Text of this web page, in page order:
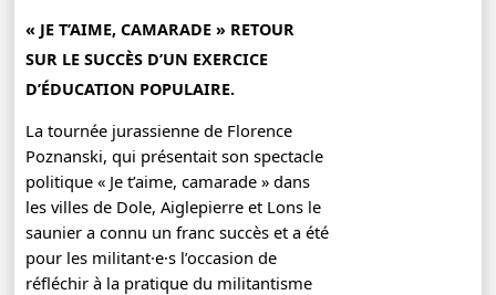
« JE T’AIME, CAMARADE » RETOUR
SUR LE SUCCÈS D’UN EXERCICE
D’ÉDUCATION POPULAIRE.
La tournée jurassienne de Florence
Poznanski, qui présentait son spectacle
politique « Je t’aime, camarade » dans
les villes de Dole, Aiglepierre et Lons le
saunier a connu un franc succès et a été
pour les militant·e·s l’occasion de
réfléchir à la pratique du militantisme